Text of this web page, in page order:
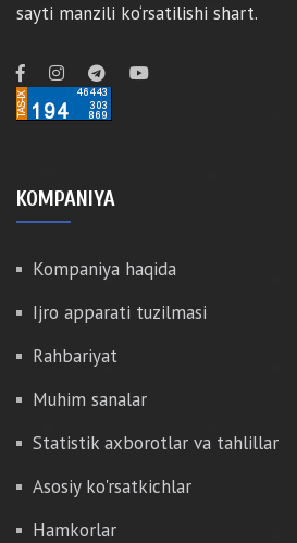
sayti manzili ko‘rsatilishi shart.
KOMPANIYA
Kompaniya haqida
Ijro apparati tuzilmasi
Rahbariyat
Muhim sanalar
Statistik axborotlar va tahlillar
Asosiy ko'rsatkichlar
Hamkorlar